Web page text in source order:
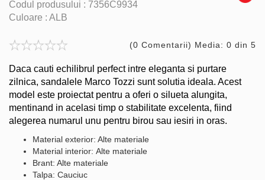
Codul produsului : 7356C9934
Culoare : ALB
(0 Comentarii) Media: 0 din 5
Daca cauti echilibrul perfect intre eleganta si purtare
zilnica, sandalele Marco Tozzi sunt solutia ideala. Acest
model este proiectat pentru a oferi o silueta alungita,
mentinand in acelasi timp o stabilitate excelenta, fiind
alegerea numarul unu pentru birou sau iesiri in oras.
Material exterior: Alte materiale
Material interior: Alte materiale
Brant: Alte materiale
Talpa: Cauciuc